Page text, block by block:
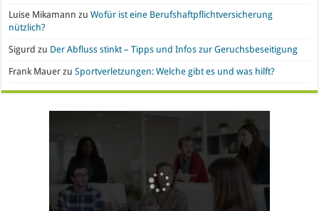
Luise Mikamann zuWofür ist eine Berufshaftpflichtversicherung
nützlich?
Sigurd zu Der Abfluss stinkt – Tipps und Infos zur Geruchsbeseitigung
Frank Mauer zuSportverletzungen: Welche gibt es und was hilft?